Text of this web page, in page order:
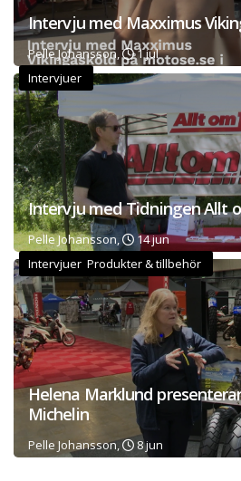
Intervju med Maxximus
Pelle Johansson,
1 jul
Intervjuer
Intervju med Tidningen Allt
Pelle Johansson,
14 jun
Intervjuer Produkter & tillbehör
Helena Marklund
Michelin
Pelle Johansson, 8 jun